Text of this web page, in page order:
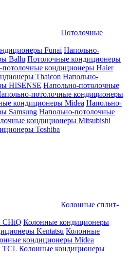
Потолочные
Funai Напольно-
Ballu Потолочные кондиционеры
кондиционеры Haier
Thaicon Напольно-
HISENSE Напольно-потолочные
потолочные кондиционеры
кондиционеры Midea Напольно-
Samsung Напольно-потолочные
кондиционеры Mitsubishi
Toshiba
Колонные сплит-
CHiQ Колонные кондиционеры
Kentatsu Колонные
кондиционеры Midea
TCL Колонные кондиционеры